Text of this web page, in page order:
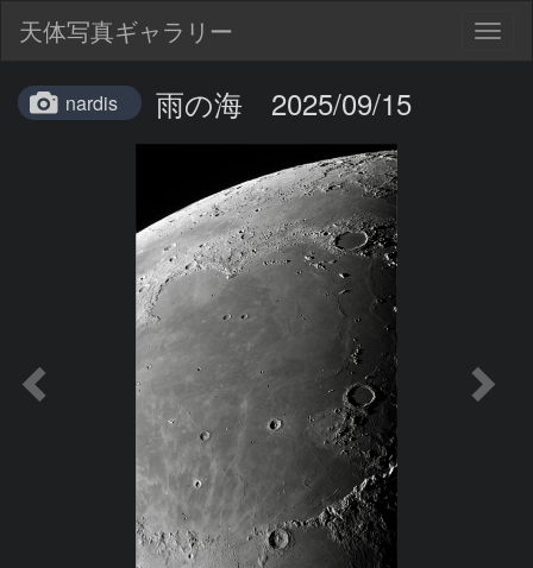
天体写真ギャラリー
nardis 雨の海 2025/09/15